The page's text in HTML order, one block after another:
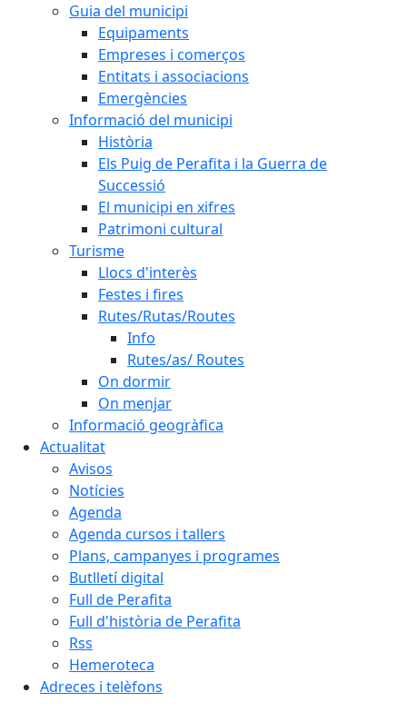
Guia del municipi
Equipaments
Empreses i comerços
Entitats i associacions
Emergències
Informació del municipi
Història
Els Puig de Perafita i la Guerra de
Successió
El municipi en xifres
Patrimoni cultural
Turisme
Llocs d'interès
Festes i fires
Rutes/Rutas/Routes
Info
Rutes/as/ Routes
On dormir
On menjar
Informació geogràfica
Actualitat
Avisos
Notícies
Agenda
Agenda cursos i tallers
Plans, campanyes i programes
Butlletí digital
Full de Perafita
Full d'història de Perafita
Rss
Hemeroteca
Adreces i telèfons